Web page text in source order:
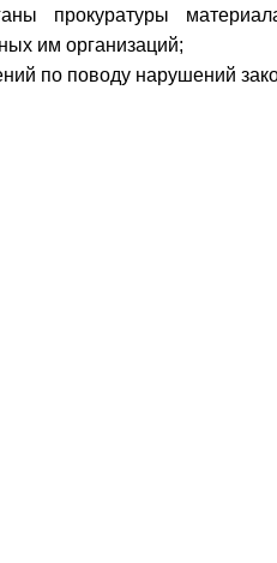
прокуратуры
им организаций;
по поводу нарушений